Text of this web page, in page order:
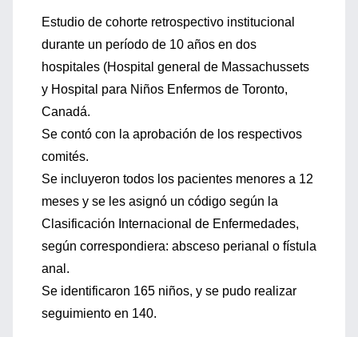
Estudio de cohorte retrospectivo institucional
durante un período de 10 años en dos
hospitales (Hospital general de Massachussets
y Hospital para Niños Enfermos de Toronto,
Canadá.
Se contó con la aprobación de los respectivos
comités.
Se incluyeron todos los pacientes menores a 12
meses y se les asignó un código según la
Clasificación Internacional de Enfermedades,
según correspondiera: absceso perianal o fístula
anal.
Se identificaron 165 niños, y se pudo realizar
seguimiento en 140.